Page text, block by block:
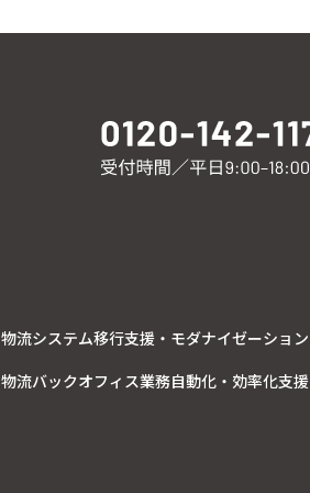
物流システム移行支援・モダナイゼーション
物流バックオフィス業務自動化・効率化支援